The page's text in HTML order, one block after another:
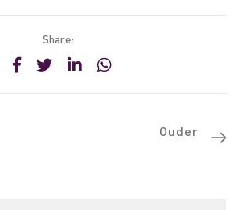
Share:
Ouder